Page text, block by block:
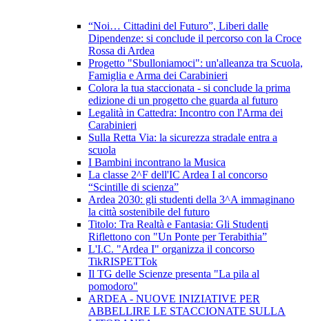
“Noi… Cittadini del Futuro”, Liberi dalle
Dipendenze: si conclude il percorso con la Croce
Rossa di Ardea
Progetto "Sbulloniamoci": un'alleanza tra Scuola,
Famiglia e Arma dei Carabinieri
Colora la tua staccionata - si conclude la prima
edizione di un progetto che guarda al futuro
Legalità in Cattedra: Incontro con l'Arma dei
Carabinieri
Sulla Retta Via: la sicurezza stradale entra a
scuola
I Bambini incontrano la Musica
La classe 2^F dell'IC Ardea I al concorso
“Scintille di scienza”
Ardea 2030: gli studenti della 3^A immaginano
la città sostenibile del futuro
Titolo: Tra Realtà e Fantasia: Gli Studenti
Riflettono con "Un Ponte per Terabithia”
L'I.C. "Ardea I" organizza il concorso
TikRISPETTok
Il TG delle Scienze presenta "La pila al
pomodoro"
ARDEA - NUOVE INIZIATIVE PER
ABBELLIRE LE STACCIONATE SULLA